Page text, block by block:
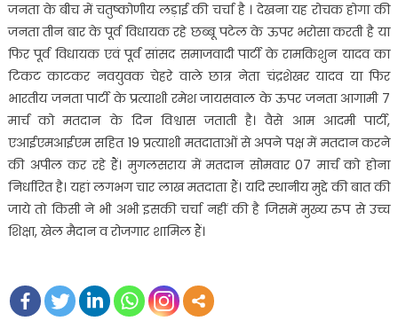
जनता के बीच में चतुष्कोणीय लड़ाई की चर्चा है । देखना यह रोचक होगा की
जनता तीन बार के पूर्व विधायक रहे छब्बू पटेल के ऊपर भरोसा करती है या
फिर पूर्व विधायक एवं पूर्व सांसद समाजवादी पार्टी के रामकिशुन यादव का
टिकट काटकर नवयुवक चेहरे वाले छात्र नेता चंद्रशेखर यादव या फिर
भारतीय जनता पार्टी के प्रत्याशी रमेश जायसवाल के ऊपर जनता आगामी 7
मार्च को मतदान के दिन विश्वास जताती है। वैसे आम आदमी पार्टी,
एआईएमआईएम सहित 19 प्रत्याशी मतदाताओं से अपने पक्ष में मतदान करने
की अपील कर रहे हैं। मुगलसराय में मतदान सोमवार 07 मार्च को होना
निर्धारित है। यहां लगभग चार लाख मतदाता हैं। यदि स्थानीय मुद्दे की बात की
जाये तो किसी ने भी अभी इसकी चर्चा नहीं की है जिसमें मुख्य रुप से उच्च
शिक्षा, खेल मैदान व रोजगार शामिल हैं।